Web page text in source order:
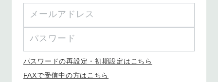
パスワードの再設定・初期設定はこちら
FAXで受信中の方はこちら